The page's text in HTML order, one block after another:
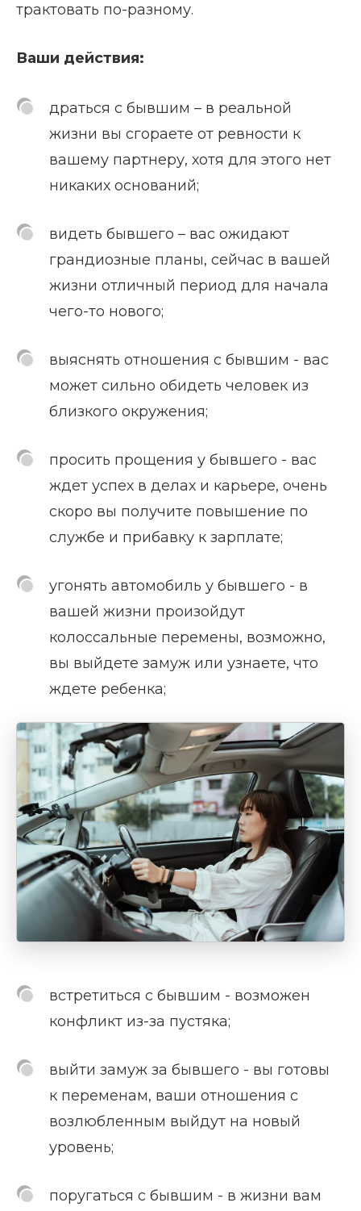
трактовать по-разному.
Ваши действия:
драться с бывшим – в реальной
жизни вы сгораете от ревности к
вашему партнеру, хотя для этого нет
никаких оснований;
видеть бывшего – вас ожидают
грандиозные планы, сейчас в вашей
жизни отличный период для начала
чего-то нового;
выяснять отношения с бывшим - вас
может сильно обидеть человек из
близкого окружения;
просить прощения у бывшего - вас
ждет успех в делах и карьере, очень
скоро вы получите повышение по
службе и прибавку к зарплате;
угонять автомобиль у бывшего - в
вашей жизни произойдут
колоссальные перемены, возможно,
вы выйдете замуж или узнаете, что
ждете ребенка;
встретиться с бывшим - возможен
конфликт из-за пустяка;
выйти замуж за бывшего - вы готовы
к переменам, ваши отношения с
возлюбленным выйдут на новый
уровень;
поругаться с бывшим - в жизни вам